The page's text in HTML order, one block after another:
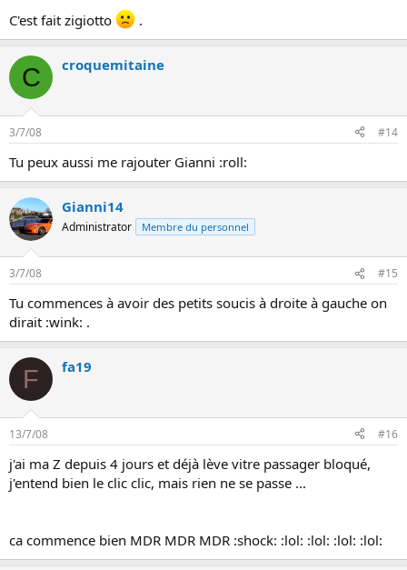
C'est fait zigiotto .
C croquemitaine
3/7/08 #14
Tu peux aussi me rajouter Gianni :roll:
Gianni14
Administrator Membre du personnel
3/7/08 #15
Tu commences à avoir des petits soucis à droite à gauche on
dirait :wink: .
F fa19
13/7/08 #16
j'ai ma Z depuis 4 jours et déjà lève vitre passager bloqué,
j'entend bien le clic clic, mais rien ne se passe ...
ca commence bien MDR MDR MDR :shock: :lol: :lol: :lol: :lol: